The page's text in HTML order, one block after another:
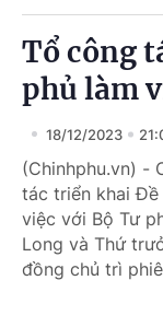
Tổ công
phủ làm
18/12/2023
(Chinhphu.vn) -
tác triển khai Đề
việc với Bộ Tư
Long và Thứ
đồng chủ trì